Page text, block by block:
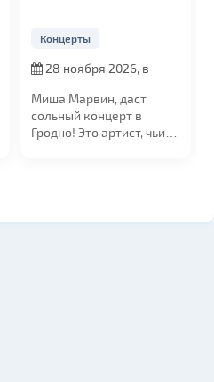
Концерты
20 октября 2026, в
Осенью в Гродненской
областной филармонии
состоится концерт